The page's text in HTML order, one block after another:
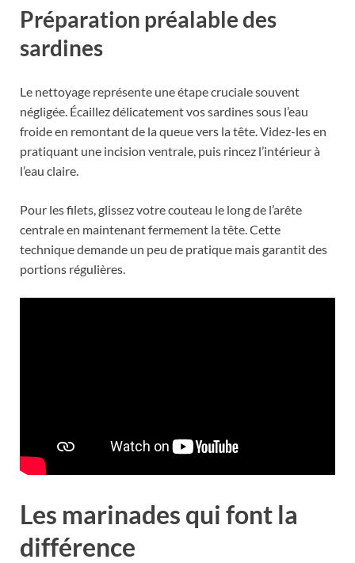
Préparation préalable des
sardines
Le nettoyage représente une étape cruciale souvent
négligée. Écaillez délicatement vos sardines sous l’eau
froide en remontant de la queue vers la tête. Videz-les en
pratiquant une incision ventrale, puis rincez l’intérieur à
l’eau claire.
Pour les filets, glissez votre couteau le long de l’arête
centrale en maintenant fermement la tête. Cette
technique demande un peu de pratique mais garantit des
portions régulières.
Les marinades qui font la
différence